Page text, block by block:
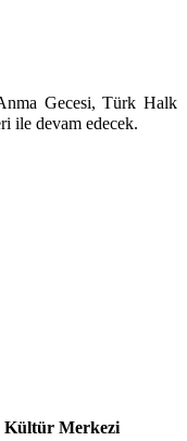
Gecesi, Türk Halk
ile devam edecek.
Kültür Merkezi